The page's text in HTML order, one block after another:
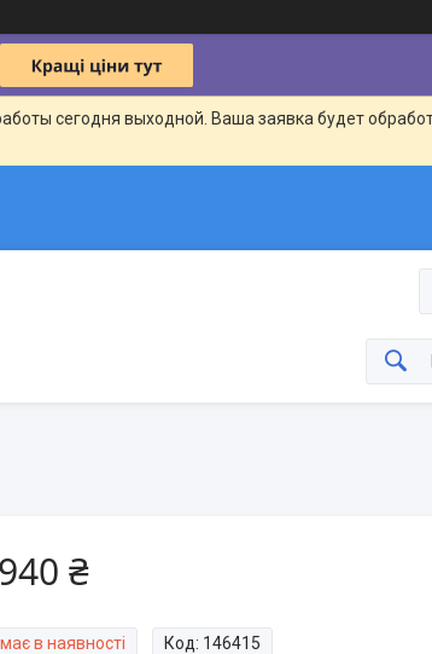
сегодня выходной. Ваша заявка будет
₴
в наявності Код: 146415